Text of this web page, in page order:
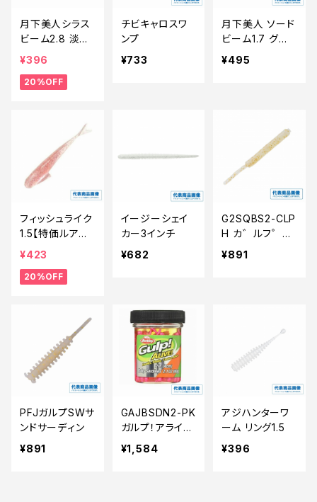
月下美人シラス
ビーム2.8 淡チ
ャート【特価ルア
¥396
20%OFF
チビキャロスワ
ンプ
¥733
月下美人 ソード
ビーム1.7 グロ
ーレモン
¥495
フィッシュライク
1.5【特価ルアー】
【20】
¥423
20%OFF
イージーシェイ
カー3インチ
¥682
G2SQBS2-CLP
H カ゛ルフ゜S
Wヘ゛ヒ゛ーサ
¥891
PFJガルプSWサ
ンドサーディン
¥891
GAJBSDN2-PK
ガルプ！アライブ
ベビーサーディ
ン 2インチピンク
¥1,584
アジハンターワ
ーム リング1.5
¥396